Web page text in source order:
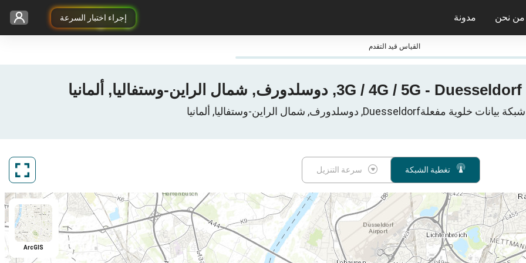
إجراء اختبار السرعة من نحن مدونة
القياس قيد التقدم
تغطية الشبكة سرعة التنزيل
ArcGIS